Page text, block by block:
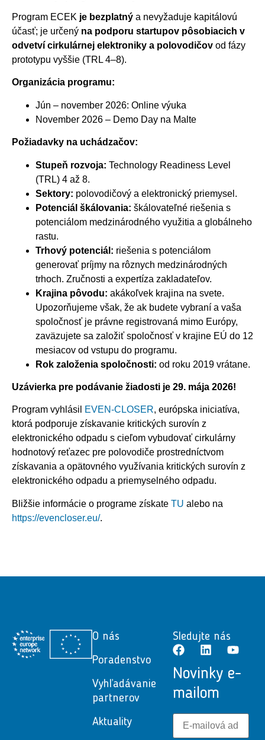
Program ECEK je bezplatný a nevyžaduje kapitálovú
účasť; je určený na podporu startupov pôsobiacich v
odvetví cirkulárnej elektroniky a polovodičov od fázy
prototypu vyššie (TRL 4–8).
Organizácia programu:
Jún – november 2026: Online výuka
November 2026 – Demo Day na Malte
Požiadavky na uchádzačov:
Stupeň rozvoja: Technology Readiness Level
(TRL) 4 až 8.
Sektory: polovodičový a elektronický priemysel.
Potenciál škálovania: škálovateľné riešenia s
potenciálom medzinárodného využitia a globálneho
rastu.
Trhový potenciál: riešenia s potenciálom
generovať príjmy na rôznych medzinárodných
trhoch. Zručnosti a expertíza zakladateľov.
Krajina pôvodu: akákoľvek krajina na svete.
Upozorňujeme však, že ak budete vybraní a vaša
spoločnosť je právne registrovaná mimo Európy,
zaväzujete sa založiť spoločnosť v krajine EÚ do 12
mesiacov od vstupu do programu.
Rok založenia spoločnosti: od roku 2019 vrátane.
Uzávierka pre podávanie žiadosti je 29. mája 2026!
Program vyhlásil EVEN-CLOSER, európska iniciatíva,
ktorá podporuje získavanie kritických surovín z
elektronického odpadu s cieľom vybudovať cirkulárny
hodnotový reťazec pre polovodiče prostredníctvom
získavania a opätovného využívania kritických surovín z
elektronického odpadu a priemyselného odpadu.
Bližšie informácie o programe získate TU alebo na
https://evencloser.eu/.
O nás
Poradenstvo
Vyhľadávanie
partnerov
Aktuality
Sledujte nás
Novinky e-
mailom